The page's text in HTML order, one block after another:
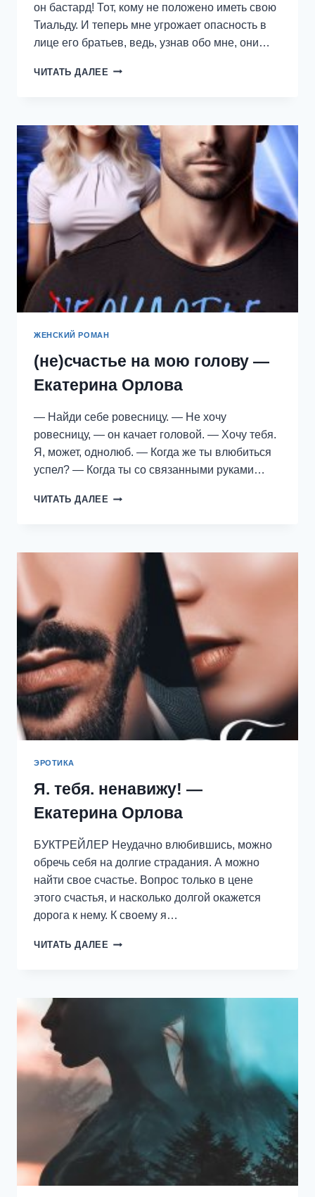
он бастард! Тот, кому не положено иметь свою
Тиальду. И теперь мне угрожает опасность в
лице его братьев, ведь, узнав обо мне, они…
ЧИТАТЬ ДАЛЕЕ ИЗБРАННАЯ
ЕКАТЕРИНА
ОРЛОВА
ЖЕНСКИЙ РОМАН
(не)счастье на мою голову —
Екатерина Орлова
— Найди себе ровесницу. — Не хочу
ровесницу, — он качает головой. — Хочу тебя.
Я, может, однолюб. — Когда же ты влюбиться
успел? — Когда ты со связанными руками…
ЧИТАТЬ ДАЛЕЕ (НЕ)СЧАСТЬЕ
—
ЕКАТЕРИНА
ЭРОТИКА
Я. тебя. ненавижу! —
Екатерина Орлова
БУКТРЕЙЛЕР Неудачно влюбившись, можно
обречь себя на долгие страдания. А можно
найти свое счастье. Вопрос только в цене
этого счастья, и насколько долгой окажется
дорога к нему. К своему я…
ЧИТАТЬ ДАЛЕЕ Я.
ЕКАТЕРИНА